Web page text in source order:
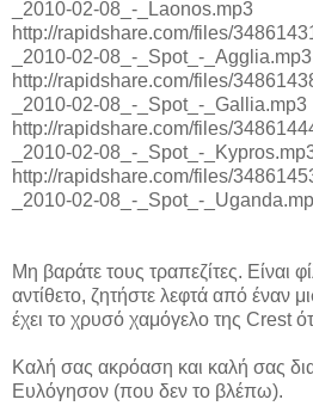
_2010-02-08_-_Laonos.mp3
http://rapidshare.com/files/
_2010-02-08_-_Spot_-_Agglia.mp3
http://rapidshare.com/files/
_2010-02-08_-_Spot_-_Gallia.mp3
http://rapidshare.com/files/
_2010-02-08_-_Spot_-
http://rapidshare.com/files/
_2010-02-08_-_Spot_-
Μη βαράτε τους τραπεζίτες. Είναι
αντίθετο, ζητήστε λεφτά από έναν
έχει το χρυσό χαμόγελο της Crest
Καλή σας ακρόαση και καλή σας
Ευλόγησον (που δεν το βλέπω).